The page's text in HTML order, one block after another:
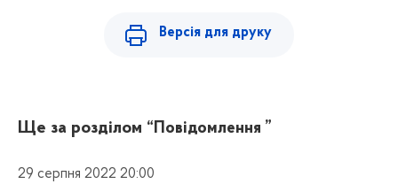
Версія для друку
Ще за розділом “Повідомлення ”
29 серпня 2022 20:00